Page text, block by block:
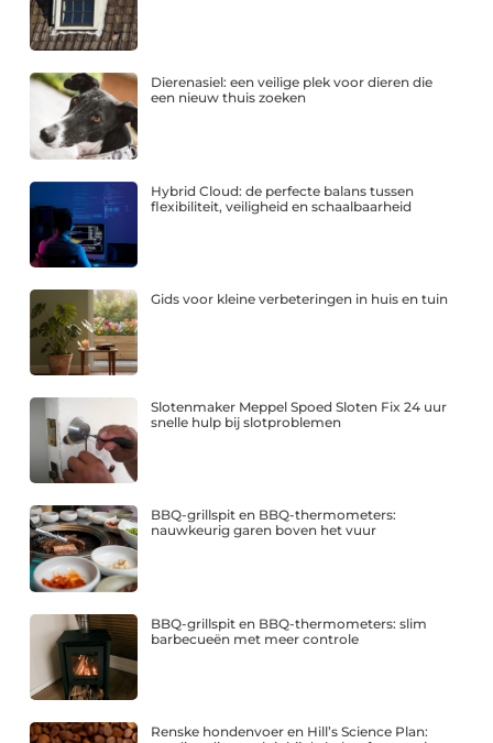
Dierenasiel: een veilige plek voor dieren die
een nieuw thuis zoeken
Hybrid Cloud: de perfecte balans tussen
flexibiliteit, veiligheid en schaalbaarheid
Gids voor kleine verbeteringen in huis en tuin
Slotenmaker Meppel Spoed Sloten Fix 24 uur
snelle hulp bij slotproblemen
BBQ-grillspit en BBQ-thermometers:
nauwkeurig garen boven het vuur
BBQ-grillspit en BBQ-thermometers: slim
barbecueën met meer controle
Renske hondenvoer en Hill’s Science Plan: